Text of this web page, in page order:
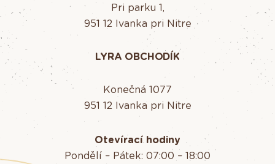
Pri parku 1,
951 12 Ivanka pri Nitre
LYRA OBCHODÍK
Konečná 1077
951 12 Ivanka pri Nitre
Otevírací hodiny
Pondělí – Pátek: 07:00 – 18:00